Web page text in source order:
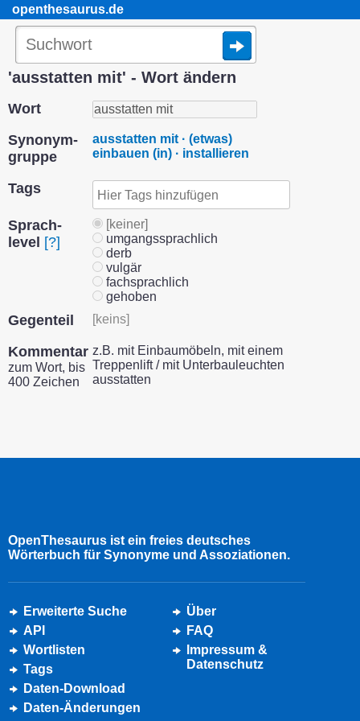
openthesaurus.de
'ausstatten mit' - Wort ändern
Wort
Synonym­
gruppe
ausstatten mit · (etwas)
einbauen (in) · installieren
Tags
Sprach­
level [?]
[keiner]
umgangssprachlich
derb
vulgär
fachsprachlich
gehoben
Gegenteil [keins]
Kommentar
zum Wort, bis
400 Zeichen
z.B. mit Einbaumöbeln, mit einem
Treppenlift / mit Unterbauleuchten
ausstatten
OpenThesaurus ist ein freies deutsches
Wörterbuch für Synonyme und Assoziationen.
Erweiterte Suche
API
Wortlisten
Tags
Daten-Download
Daten-Änderungen
Über
FAQ
Impressum &
Datenschutz